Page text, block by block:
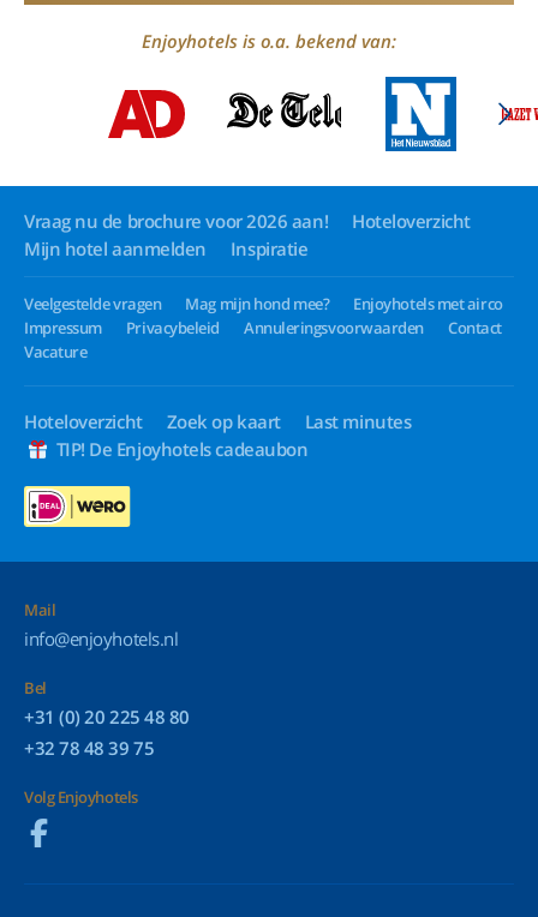
Enjoyhotels is o.a. bekend van:
Vraag nu de brochure voor 2026 aan!
Hoteloverzicht
Mijn hotel aanmelden
Inspiratie
Veelgestelde vragen Mag mijn hond mee?
Enjoyhotels met airco
Impressum
Privacybeleid Annuleringsvoorwaarden
Contact
Vacature
Hoteloverzicht Zoek op kaart
Last minutes
TIP! De Enjoyhotels cadeaubon
Mail
info@enjoyhotels.nl
Bel
+31 (0) 20 225 48 80
+32 78 48 39 75
Volg Enjoyhotels